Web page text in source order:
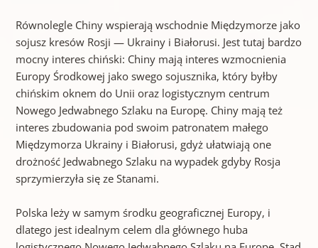
Równolegle Chiny wspierają wschodnie Międzymorze jako
sojusz kresów Rosji — Ukrainy i Białorusi. Jest tutaj bardzo
mocny interes chiński: Chiny mają interes wzmocnienia
Europy Środkowej jako swego sojusznika, który byłby
chińskim oknem do Unii oraz logistycznym centrum
Nowego Jedwabnego Szlaku na Europę. Chiny mają też
interes zbudowania pod swoim patronatem małego
Międzymorza Ukrainy i Białorusi, gdyż ułatwiają one
drożność Jedwabnego Szlaku na wypadek gdyby Rosja
sprzymierzyła się ze Stanami.
Polska leży w samym środku geograficznej Europy, i
dlatego jest idealnym celem dla głównego huba